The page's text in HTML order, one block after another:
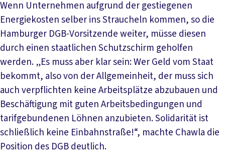
Wenn Unternehmen aufgrund der gestiegenen
Energiekosten selber ins Straucheln kommen, so die
Hamburger DGB-Vorsitzende weiter, müsse diesen
durch einen staatlichen Schutzschirm geholfen
werden. „Es muss aber klar sein: Wer Geld vom Staat
bekommt, also von der Allgemeinheit, der muss sich
auch verpflichten keine Arbeitsplätze abzubauen und
Beschäftigung mit guten Arbeitsbedingungen und
tarifgebundenen Löhnen anzubieten. Solidarität ist
schließlich keine Einbahnstraße!“, machte Chawla die
Position des DGB deutlich.